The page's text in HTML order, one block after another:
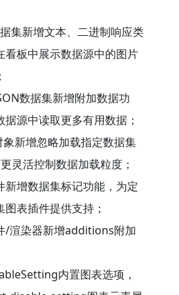
集新增文本、二进制响应类
看板中展示数据源中的图片
数据集新增附加数据功
源中读取更多有用数据；
象新增忽略加载指定数据集
灵活控制数据加载粒度；
新增数据集标记功能，为定
图表插件提供支持；
/渲染器新增additions附加
内置图表选项，